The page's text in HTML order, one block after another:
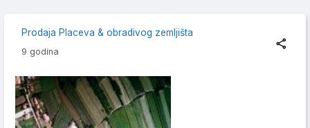
Prodaja Placeva & obradivog zemljišta
9 godina